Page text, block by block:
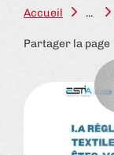
Accueil ...
Partager la page